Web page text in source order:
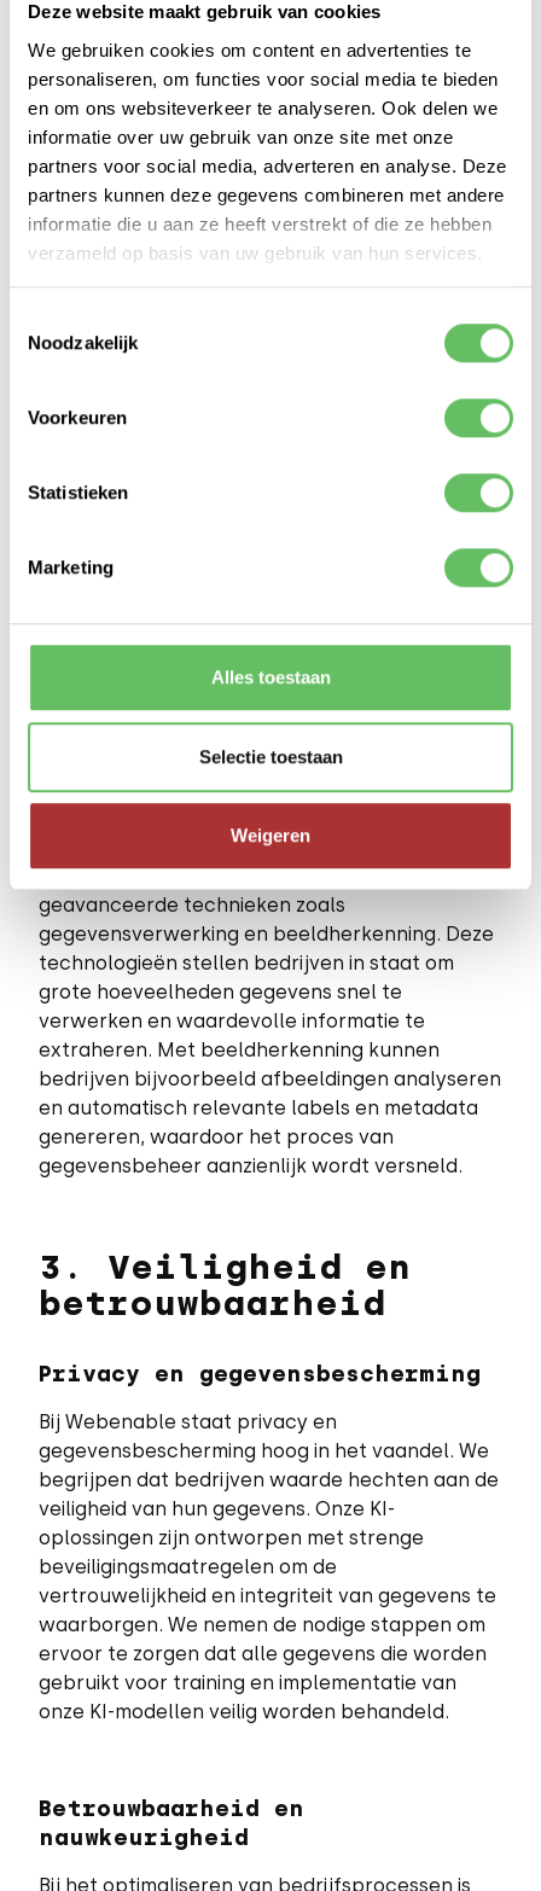
Deze website maakt gebruik van cookies
We gebruiken cookies om content en advertenties te
personaliseren, om functies voor social media te bieden
en om ons websiteverkeer te analyseren. Ook delen we
informatie over uw gebruik van onze site met onze
partners voor social media, adverteren en analyse. Deze
partners kunnen deze gegevens combineren met andere
informatie die u aan ze heeft verstrekt of die ze hebben
verzameld op basis van uw gebruik van hun services.
Noodzakelijk
Voorkeuren
Statistieken
Marketing
Alles toestaan
Selectie toestaan
Weigeren
en aanbevelingen doen op basis van de
beschikbare gegevens. Hierdoor kunnen
bedrijven sneller beslissingen nemen en hun
strategieën optimaliseren.
2.
Procesautomatisering
Automatisering van repetitieve
taken
geavanceerde oplossingen voor
maken met repetitieve taken die kostbare tijd
en middelen in beslag nemen. Door gebruik te
geautomatiseerd worden, waardoor
medewerkers zich kunnen concentreren op
Gegevensverwerking en
beeldherkenning
Onze KI-oplossingen omvatten ook
geavanceerde technieken zoals
gegevensverwerking en beeldherkenning. Deze
technologieën stellen bedrijven in staat om
grote hoeveelheden gegevens snel te
verwerken en waardevolle informatie te
extraheren. Met beeldherkenning kunnen
bedrijven bijvoorbeeld afbeeldingen analyseren
en automatisch relevante labels en metadata
genereren, waardoor het proces van
gegevensbeheer aanzienlijk wordt versneld.
3. Veiligheid en
betrouwbaarheid
Privacy en gegevensbescherming
Bij Webenable staat privacy en
gegevensbescherming hoog in het vaandel. We
begrijpen dat bedrijven waarde hechten aan de
veiligheid van hun gegevens. Onze KI-
oplossingen zijn ontworpen met strenge
beveiligingsmaatregelen om de
vertrouwelijkheid en integriteit van gegevens te
waarborgen. We nemen de nodige stappen om
ervoor te zorgen dat alle gegevens die worden
gebruikt voor training en implementatie van
onze KI-modellen veilig worden behandeld.
Betrouwbaarheid en
nauwkeurigheid
Bij het optimaliseren van bedrijfsprocessen is